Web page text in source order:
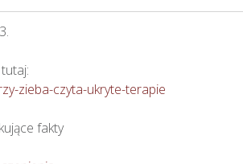
zieba-czyta-ukryte-terapie
fakty